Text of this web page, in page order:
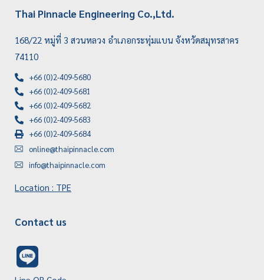
Thai Pinnacle Engineering Co.,Ltd.
168/22 หมู่ที่ 3 สวนหลวง อำเภอกระทุ่มแบน จังหวัดสมุทรสาคร
74110
+66 (0)2-409-5680
+66 (0)2-409-5681
+66 (0)2-409-5682
+66 (0)2-409-5683
+66 (0)2-409-5684
online@thaipinnacle.com
info@thaipinnacle.com
Location : TPE
Contact us